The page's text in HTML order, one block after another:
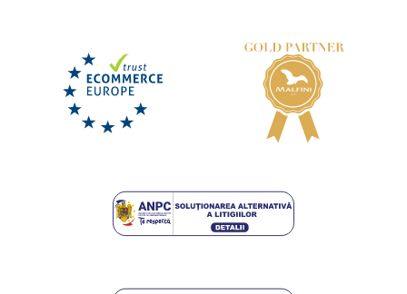
Adidași de lucru TIMON S1P ESD
319,75 lei